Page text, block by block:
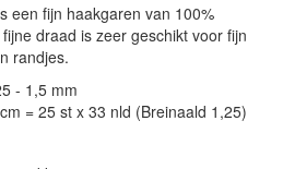
een fijn haakgaren van 100%
draad is zeer geschikt voor fijn
randjes.
- 1,5 mm
= 25 st x 33 nld (Breinaald 1,25)